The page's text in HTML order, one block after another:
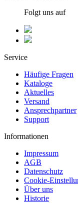
Folgt uns auf
Service
Häufige Fragen
Kataloge
Aktuelles
Versand
Ansprechpartner
Support
Informationen
Impressum
AGB
Datenschutz
Cookie-
Über uns
Historie